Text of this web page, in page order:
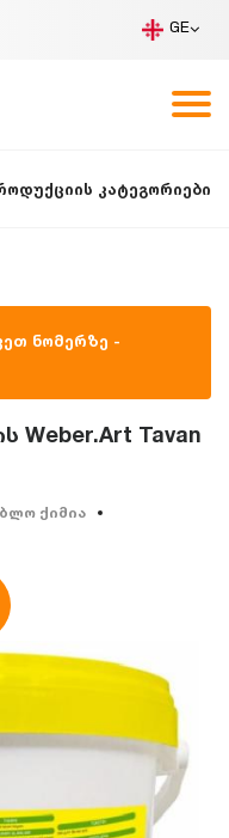
GE
კატეგორიები
ნომერზე -
Weber.Art Tavan
ქიმია